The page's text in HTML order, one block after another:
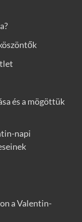
és a mögöttük
napi
a Valentin-